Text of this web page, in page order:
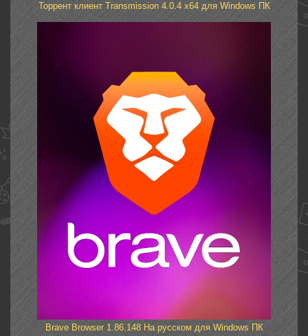
Торрент клиент Transmission 4.0.4 x64 для Windows ПК
Brave Browser 1.86.148 На русском для Windows ПК